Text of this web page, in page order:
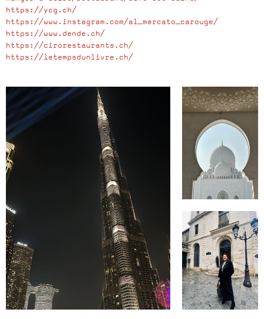
https://ycg.ch/
https://www.instagram.com/al_mercato_carouge/
https://www.dende.ch/
https://cirorestaurants.ch/
https://letempsdunlivre.ch/